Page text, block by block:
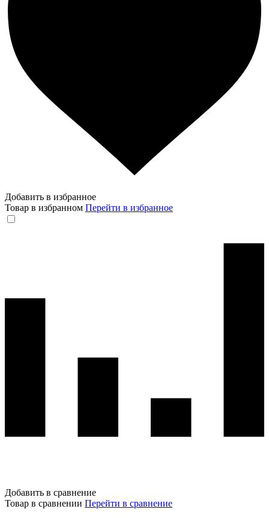
Добавить в избранное
Товар в избранном Перейти в избранное
Добавить в сравнение
Товар в сравнении Перейти в сравнение